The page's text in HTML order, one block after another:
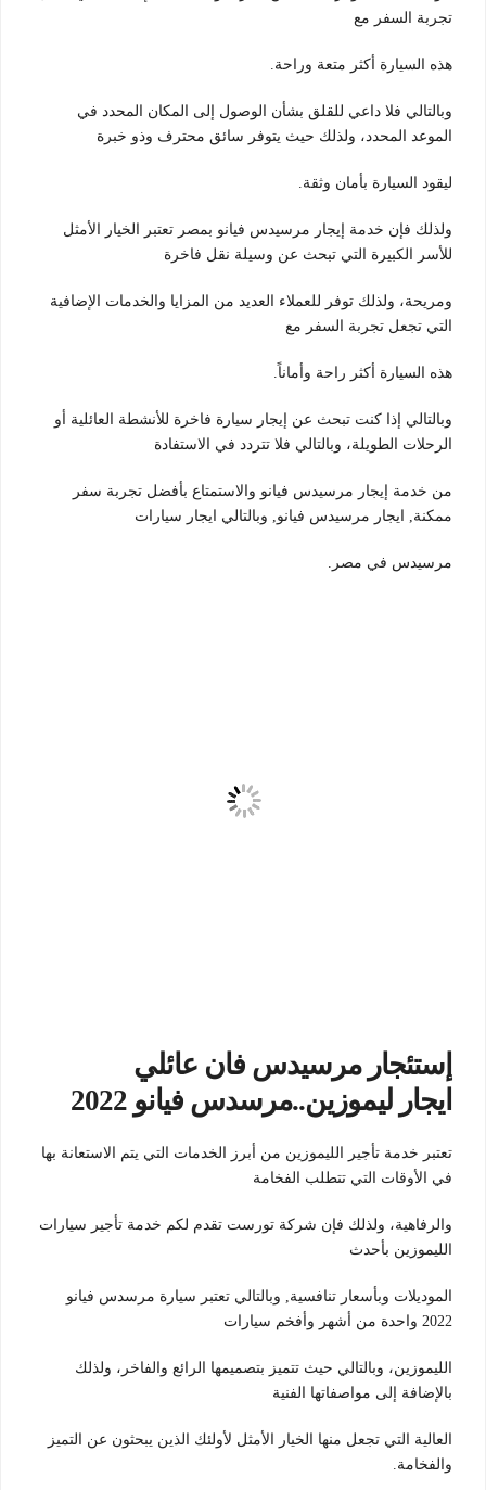
تجربة السفر مع
هذه السيارة أكثر متعة وراحة.
وبالتالي فلا داعي للقلق بشأن الوصول إلى المكان المحدد في
الموعد المحدد، ولذلك حيث يتوفر سائق محترف وذو خبرة
ليقود السيارة بأمان وثقة.
ولذلك فإن خدمة إيجار مرسيدس فيانو بمصر تعتبر الخيار الأمثل
للأسر الكبيرة التي تبحث عن وسيلة نقل فاخرة
ومريحة، ولذلك توفر للعملاء العديد من المزايا والخدمات الإضافية
التي تجعل تجربة السفر مع
هذه السيارة أكثر راحة وأماناً.
وبالتالي إذا كنت تبحث عن إيجار سيارة فاخرة للأنشطة العائلية أو
الرحلات الطويلة، وبالتالي فلا تتردد في الاستفادة
من خدمة إيجار مرسيدس فيانو والاستمتاع بأفضل تجربة سفر
ممكنة, ايجار مرسيدس فيانو, وبالتالي ايجار سيارات
مرسيدس في مصر.
إستئجار مرسيدس فان عائلي
ايجار ليموزين..مرسدس فيانو 2022
تعتبر خدمة تأجير الليموزين من أبرز الخدمات التي يتم الاستعانة بها
في الأوقات التي تتطلب الفخامة
والرفاهية، ولذلك فإن شركة تورست تقدم لكم خدمة تأجير سيارات
الليموزين بأحدث
الموديلات وبأسعار تنافسية, وبالتالي تعتبر سيارة مرسدس فيانو
2022 واحدة من أشهر وأفخم سيارات
الليموزين، وبالتالي حيث تتميز بتصميمها الرائع والفاخر، ولذلك
بالإضافة إلى مواصفاتها الفنية
العالية التي تجعل منها الخيار الأمثل لأولئك الذين يبحثون عن التميز
والفخامة.